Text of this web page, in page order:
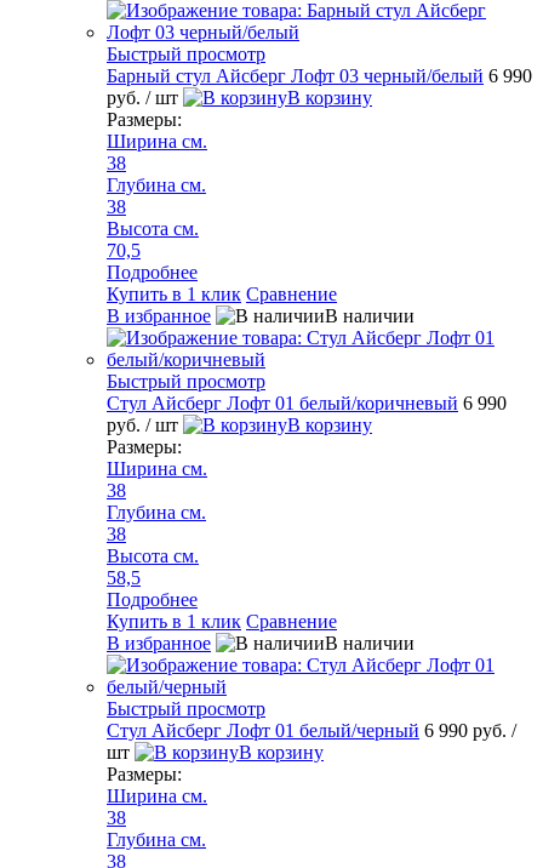
Быстрый просмотр
Барный стул Айсберг Лофт 03 черный/белый 6 990
руб. / шт
В корзину
Размеры:
Ширина см.
38
Глубина см.
38
Высота см.
70,5
Подробнее
Купить в 1 клик Сравнение
В избранное
В наличии
Быстрый просмотр
Стул Айсберг Лофт 01 белый/коричневый 6 990
руб. / шт
В корзину
Размеры:
Ширина см.
38
Глубина см.
38
Высота см.
58,5
Подробнее
Купить в 1 клик Сравнение
В избранное
В наличии
Быстрый просмотр
Стул Айсберг Лофт 01 белый/черный 6 990 руб. /
шт
В корзину
Размеры:
Ширина см.
38
Глубина см.
38